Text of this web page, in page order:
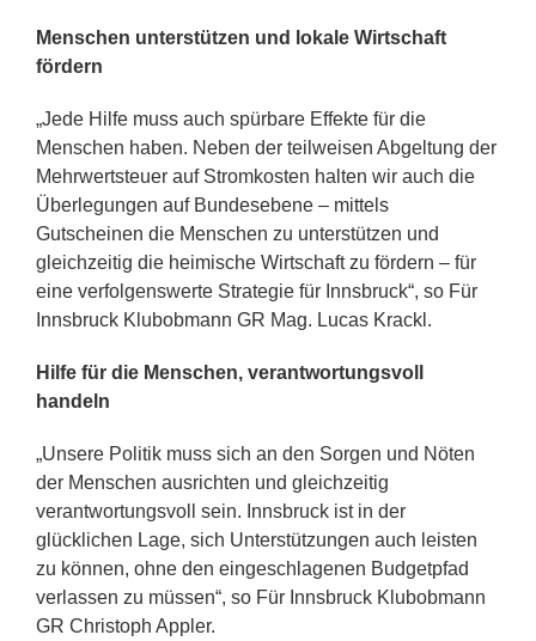
Menschen unterstützen und lokale Wirtschaft
fördern
„Jede Hilfe muss auch spürbare Effekte für die
Menschen haben. Neben der teilweisen Abgeltung der
Mehrwertsteuer auf Stromkosten halten wir auch die
Überlegungen auf Bundesebene – mittels
Gutscheinen die Menschen zu unterstützen und
gleichzeitig die heimische Wirtschaft zu fördern – für
eine verfolgenswerte Strategie für Innsbruck“, so Für
Innsbruck Klubobmann GR Mag. Lucas Krackl.
Hilfe für die Menschen, verantwortungsvoll
handeln
„Unsere Politik muss sich an den Sorgen und Nöten
der Menschen ausrichten und gleichzeitig
verantwortungsvoll sein. Innsbruck ist in der
glücklichen Lage, sich Unterstützungen auch leisten
zu können, ohne den eingeschlagenen Budgetpfad
verlassen zu müssen“, so Für Innsbruck Klubobmann
GR Christoph Appler.